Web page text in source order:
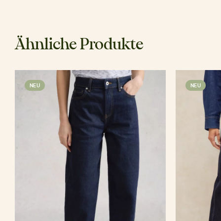
Ähnliche Produkte
NEU NEU